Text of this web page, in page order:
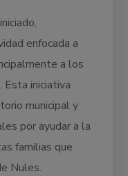
enfocada a
a los
Esta iniciativa
municipal y
por ayudar a la
familias que
Nules.